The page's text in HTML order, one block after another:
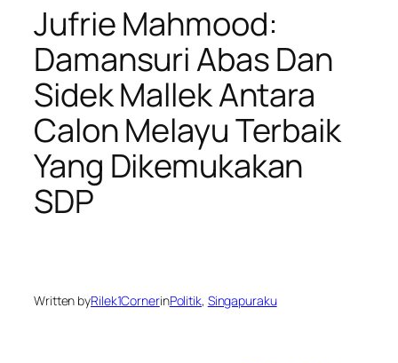
Jufrie Mahmood:
Damansuri Abas Dan
Sidek Mallek Antara
Calon Melayu Terbaik
Yang Dikemukakan
SDP
Written byRilek1CornerinPolitik, Singapuraku